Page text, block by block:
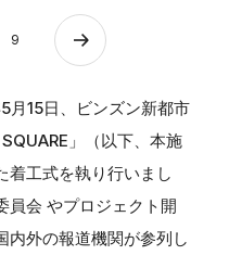
9
月15日、ビンズン新都市
」（以下、本施
着工式を執り行いまし
員会 やプロジェクト開
内外の報道機関が参列し